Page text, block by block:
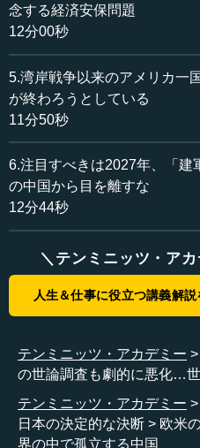
中西 日米の今回の首脳会談
ーバルに世界中を見渡してみ
利な孤立状態に陥ろうとして
す。おそらく中国当局あるい
についてうすうすか、はっき
日本ではあまり報道されま
年は欧米諸国、特にヨーロッ
国脅威論に固まった年になっ
ぶん後戻りはしないと思いま
ここに、ある興味深い世論
な世論調査機関で、ピュー・
ころが2020年に欧米で行っ
割合が、2017年には37パー
には74パーセントと、ちょう
―― 倍増ですね。
念する経済安保問題
12分00秒
5.湾岸戦争以来のアメリカ一
が終わろうとしている
11分50秒
6.注目すべきは2027年、「建
の中国から目を離すな
12分44秒
＼テンミニッツ・ア
人生＆仕事に役立つ講義解説
テンミニッツ・アカデミー
の世論調査も劇的に悪化…
テンミニッツ・アカデミー
日本の決定的な決断
欧米
界の中で孤立する中国